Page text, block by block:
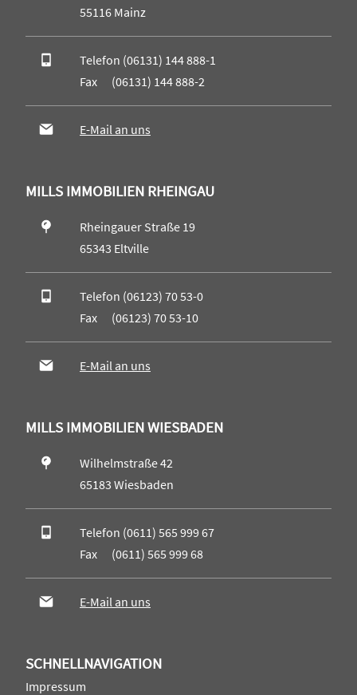
55116 Mainz
Telefon (06131) 144 888-1
Fax (06131) 144 888-2
E-Mail an uns
MILLS IMMOBILIEN RHEINGAU
Rheingauer Straße 19
65343 Eltville
Telefon (06123) 70 53-0
Fax (06123) 70 53-10
E-Mail an uns
MILLS IMMOBILIEN WIESBADEN
Wilhelmstraße 42
65183 Wiesbaden
Telefon (0611) 565 999 67
Fax (0611) 565 999 68
E-Mail an uns
SCHNELLNAVIGATION
Impressum